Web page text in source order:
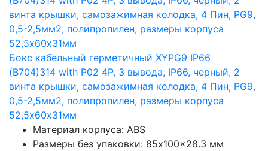
Бокс кабельный герметичный XYPG9 IP66
(B704)314 with P02 4P, 3 вывода, IP66, черный, 2
винта крышки, самозажимная колодка, 4 Пин, PG9,
0,5-2,5мм2, полипропилен, размеры корпуса
52,5х60х31мм
Материал корпуса: ABS
Размеры без упаковки: 85x100x28.3 мм